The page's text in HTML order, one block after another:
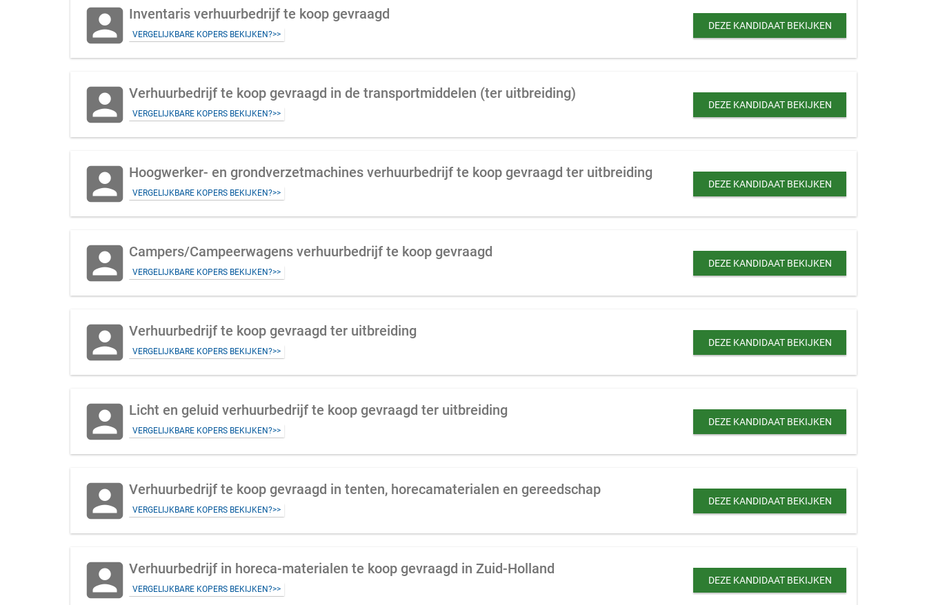
account_box Inventaris verhuurbedrijf te koop gevraagd
VERGELIJKBARE KOPERS BEKIJKEN?>>
DEZE KANDIDAAT BEKIJKEN
account_box Verhuurbedrijf te koop gevraagd in de transportmiddelen (ter uitbreiding)
VERGELIJKBARE KOPERS BEKIJKEN?>>
DEZE KANDIDAAT BEKIJKEN
account_box Hoogwerker- en grondverzetmachines verhuurbedrijf te koop gevraagd ter uitbreiding
VERGELIJKBARE KOPERS BEKIJKEN?>>
DEZE KANDIDAAT BEKIJKEN
account_box Campers/Campeerwagens verhuurbedrijf te koop gevraagd
VERGELIJKBARE KOPERS BEKIJKEN?>>
DEZE KANDIDAAT BEKIJKEN
account_box Verhuurbedrijf te koop gevraagd ter uitbreiding
VERGELIJKBARE KOPERS BEKIJKEN?>>
DEZE KANDIDAAT BEKIJKEN
account_box Licht en geluid verhuurbedrijf te koop gevraagd ter uitbreiding
VERGELIJKBARE KOPERS BEKIJKEN?>>
DEZE KANDIDAAT BEKIJKEN
account_box Verhuurbedrijf te koop gevraagd in tenten, horecamaterialen en gereedschap
VERGELIJKBARE KOPERS BEKIJKEN?>>
DEZE KANDIDAAT BEKIJKEN
account_box Verhuurbedrijf in horeca-materialen te koop gevraagd in Zuid-Holland
VERGELIJKBARE KOPERS BEKIJKEN?>>
DEZE KANDIDAAT BEKIJKEN